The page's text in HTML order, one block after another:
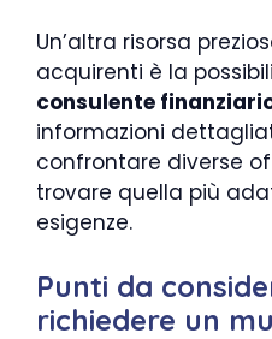
Un’altra risorsa
acquirenti è la
consulente
informazioni
confrontare diverse
trovare quella più
esigenze.
Punti da
richiedere un